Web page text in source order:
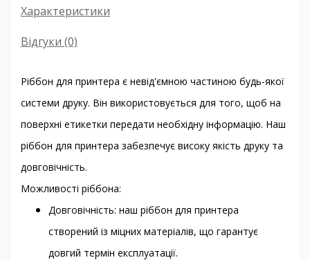
Характеристики
Відгуки (0)
Ріббон для принтера є невід'ємною частиною будь-якої
системи друку. Він використовується для того, щоб на
поверхні етикетки передати необхідну інформацію. Наш
ріббон для принтера забезпечує високу якість друку та
довговічність.
Можливості ріббона:
Довговічність: наш ріббон для принтера
створений із міцних матеріалів, що гарантує
довгий термін експлуатації.